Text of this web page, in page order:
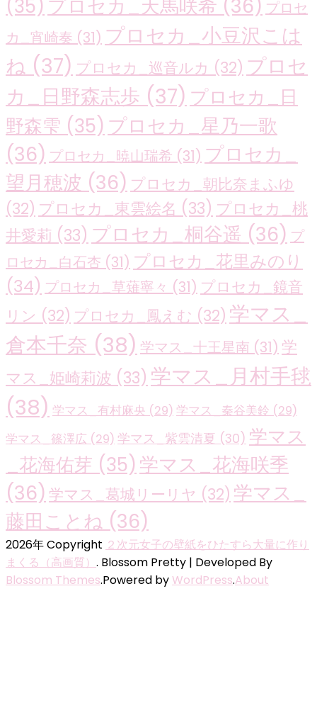
(35) プロセカ_天馬咲希 (36) プロセ
カ_宵崎奏 (31) プロセカ_小豆沢こは
ね (37) プロセカ_巡音ルカ (32) プロセ
カ_日野森志歩 (37) プロセカ_日
野森雫 (35) プロセカ_星乃一歌
(36) プロセカ_暁山瑞希 (31) プロセカ_
望月穂波 (36) プロセカ_朝比奈まふゆ
(32) プロセカ_東雲絵名 (33) プロセカ_桃
井愛莉 (33) プロセカ_桐谷遥 (36) プ
ロセカ_白石杏 (31) プロセカ_花里みのり
(34) プロセカ_草薙寧々 (31) プロセカ_鏡音
リン (32) プロセカ_鳳えむ (32) 学マス_
倉本千奈 (38) 学マス_十王星南 (31) 学
マス_姫崎莉波 (33) 学マス_月村手毬
(38) 学マス_有村麻央 (29) 学マス_秦谷美鈴 (29)
学マス_篠澤広 (29) 学マス_紫雲清夏 (30) 学マス
_花海佑芽 (35) 学マス_花海咲季
(36) 学マス_葛城リーリヤ (32) 学マス_
藤田ことね (36)
2026年 Copyright ２次元女子の壁紙をひたすら大量に作り
まくる（高画質） . Blossom Pretty | Developed By
Blossom Themes.Powered byWordPress.About